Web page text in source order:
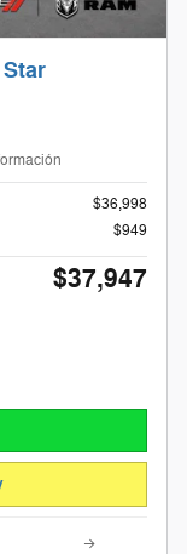
$36,998
$949
$37,947